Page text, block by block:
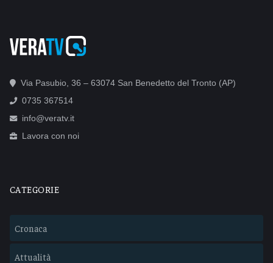
Via Pasubio, 36 – 63074 San Benedetto del Tronto (AP)
0735 367514
info@veratv.it
Lavora con noi
CATEGORIE
Cronaca
Attualità